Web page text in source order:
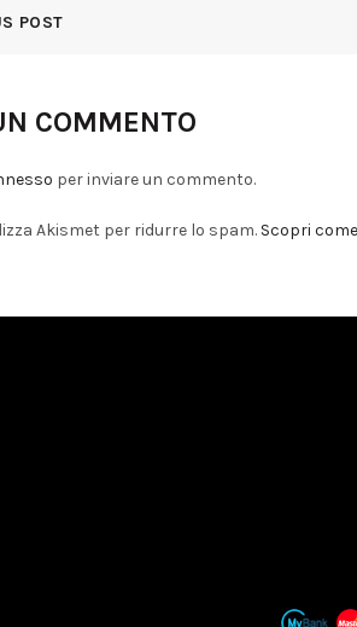
POST
COMMENTO
per inviare un commento.
Akismet per ridurre lo spam. Scopri